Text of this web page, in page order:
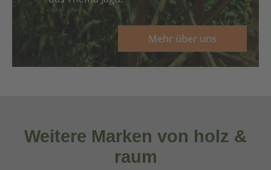
Mehr über uns
Weitere Marken von holz &
raum